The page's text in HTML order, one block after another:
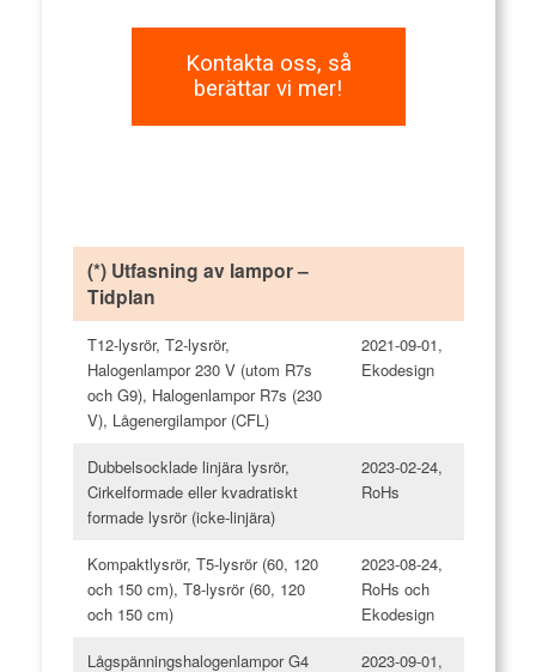
Kontakta oss, så
berättar vi mer!
(*) Utfasning av lampor –
Tidplan
T12-lysrör, T2-lysrör,
Halogenlampor 230 V (utom R7s
och G9), Halogenlampor R7s (230
V), Lågenergilampor (CFL)
2021-09-01,
Ekodesign
Dubbelsocklade linjära lysrör,
Cirkelformade eller kvadratiskt
formade lysrör (icke-linjära)
2023-02-24,
RoHs
Kompaktlysrör, T5-lysrör (60, 120
och 150 cm), T8-lysrör (60, 120
och 150 cm)
2023-08-24,
RoHs och
Ekodesign
Lågspänningshalogenlampor G4 2023-09-01,